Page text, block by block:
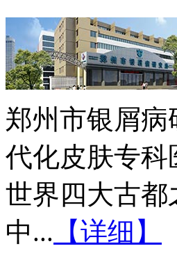
郑州市银屑
代化皮肤专
世界四大古
中... 【详细】